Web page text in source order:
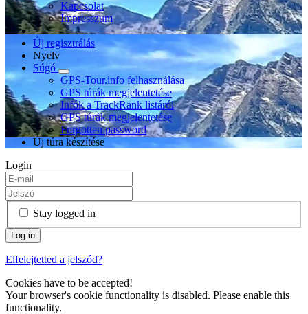
Kapcsolat
Impresszum
Új regisztrálás
Nyelv
Súgó
GPS-Tour.info felhasználása
GPS túrák megjelentetése
Infók a TrackRank listáról
GPS túrák megjelentetése
Forgotten password
Új túra készítése
Login
Stay logged in
Elfelejtetted a jelszód?
Cookies have to be accepted!
Your browser's cookie functionality is disabled. Please enable this
functionality.